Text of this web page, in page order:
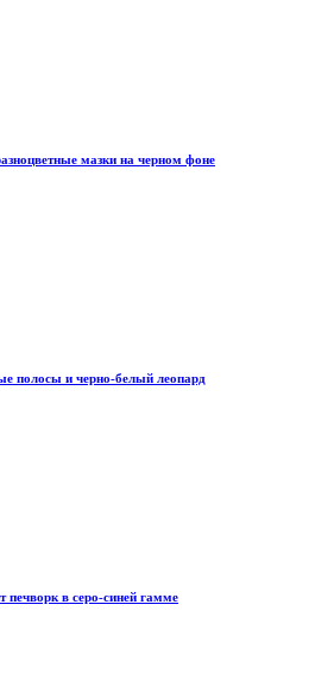
мазки на черном фоне
полосы и черно-белый леопард
печворк в серо-синей гамме